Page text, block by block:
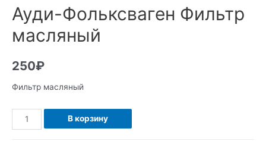
Ауди-Фольксваген Фильтр
масляный
250₽
Фильтр масляный
Количество
Ауди-
В корзину